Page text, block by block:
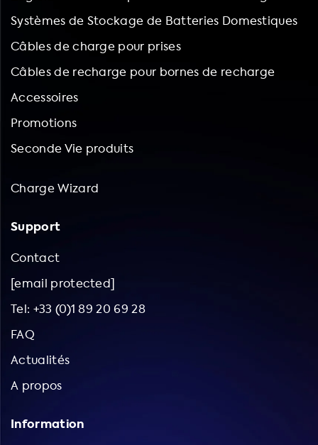
Systèmes de Stockage de Batteries Domestiques
Câbles de charge pour prises
Câbles de recharge pour bornes de recharge
Accessoires
Promotions
Seconde Vie produits
Charge Wizard
Support
Contact
[email protected]
Tel: +33 (0)1 89 20 69 28
FAQ
Actualités
A propos
Information